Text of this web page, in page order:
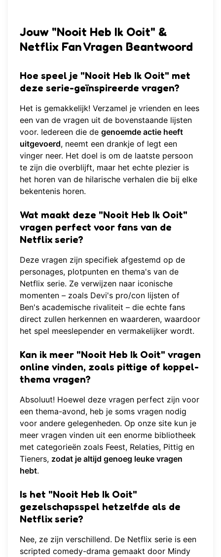
Jouw "Nooit Heb Ik Ooit" &
Netflix Fan Vragen Beantwoord
Hoe speel je "Nooit Heb Ik Ooit" met
deze serie-geïnspireerde vragen?
Het is gemakkelijk! Verzamel je vrienden en lees
een van de vragen uit de bovenstaande lijsten
voor. Iedereen die de genoemde actie heeft
uitgevoerd, neemt een drankje of legt een
vinger neer. Het doel is om de laatste persoon
te zijn die overblijft, maar het echte plezier is
het horen van de hilarische verhalen die bij elke
bekentenis horen.
Wat maakt deze "Nooit Heb Ik Ooit"
vragen perfect voor fans van de
Netflix serie?
Deze vragen zijn specifiek afgestemd op de
personages, plotpunten en thema's van de
Netflix serie. Ze verwijzen naar iconische
momenten – zoals Devi's pro/con lijsten of
Ben's academische rivaliteit – die echte fans
direct zullen herkennen en waarderen, waardoor
het spel meeslepender en vermakelijker wordt.
Kan ik meer "Nooit Heb Ik Ooit" vragen
online vinden, zoals pittige of koppel-
thema vragen?
Absoluut! Hoewel deze vragen perfect zijn voor
een thema-avond, heb je soms vragen nodig
voor andere gelegenheden. Op onze site kun je
meer vragen vinden uit een enorme bibliotheek
met categorieën zoals Feest, Relaties, Pittig en
Tieners, zodat je altijd genoeg leuke vragen
hebt.
Is het "Nooit Heb Ik Ooit"
gezelschapsspel hetzelfde als de
Netflix serie?
Nee, ze zijn verschillend. De Netflix serie is een
scripted comedy-drama gemaakt door Mindy